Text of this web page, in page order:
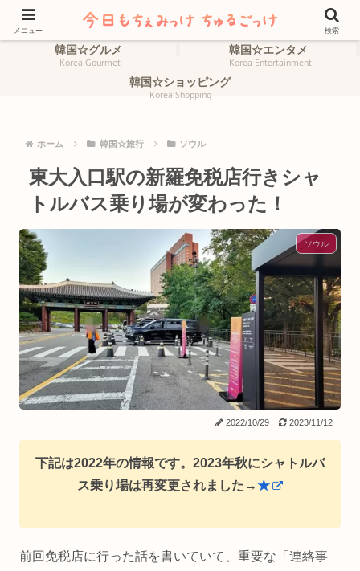
ホーム
HOME
韓国☆旅行
韓国☆グルメ
Korea Gourmet
韓国☆エンタメ
Korea Entertainment
韓国☆ショッピング
Korea Shopping
ホーム 韓国☆旅行 ソウル
東大入口駅の新羅免税店行きシャ
トルバス乗り場が変わった！
ソウル
2022/10/29 2023/11/12
下記は2022年の情報です。2023年秋にシャトルバ
ス乗り場は再変更されました→★
前回免税店に行った話を書いていて、重要な「連絡事
メニュー 検索